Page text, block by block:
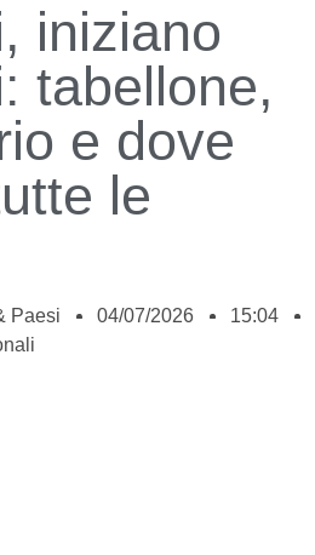
iniziano
tabellone,
e dove
le
Paesi 04/07/2026
15:04